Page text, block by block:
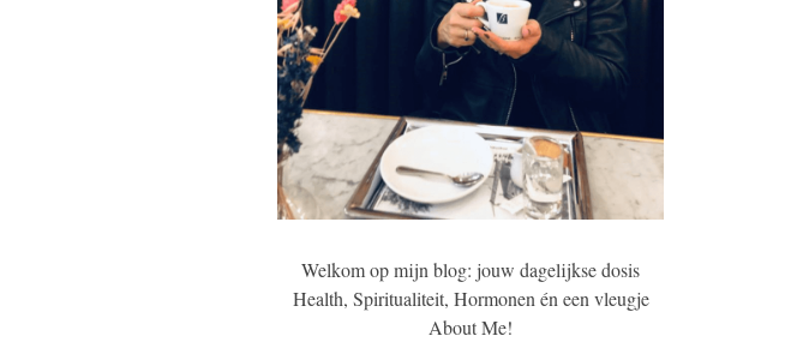
Welkom op mijn blog: jouw dagelijkse dosis
Health, Spiritualiteit, Hormonen én een vleugje
About Me!